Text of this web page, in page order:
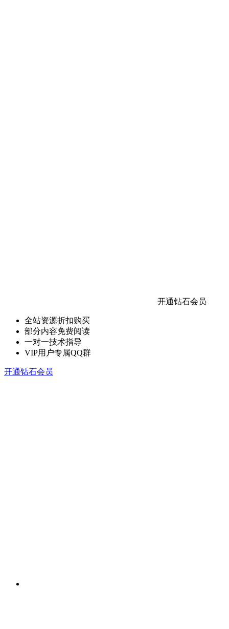
开通钻石会员
全站资源折扣购买
部分内容免费阅读
一对一技术指导
VIP用户专属QQ群
开通钻石会员